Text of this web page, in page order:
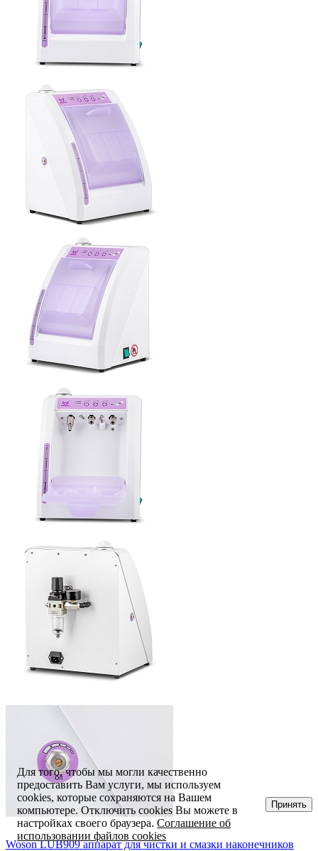
Woson LUB909 аппарат для чистки и смазки наконечников
Для того, чтобы мы могли качественно
предоставить Вам услуги, мы используем
cookies, которые сохраняются на Вашем
компьютере. Отключить cookies Вы можете в
настройках своего браузера.Соглашение об
использовании файлов cookies
Принять